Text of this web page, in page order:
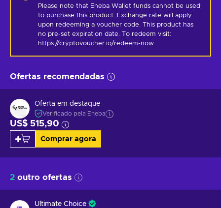
Please note that Eneba Wallet funds cannot be used
to purchase this product. Exchange rate will apply
upon redeeming a voucher code. This product has
no pre-set expiration date. To redeem visit:
https://cryptovoucher.io/redeem-now
Ofertas recomendadas
Oferta em destaque
Verificado pela Eneba
US$ 515,90
Comprar agora
2 outro ofertas
Ultimate Choice